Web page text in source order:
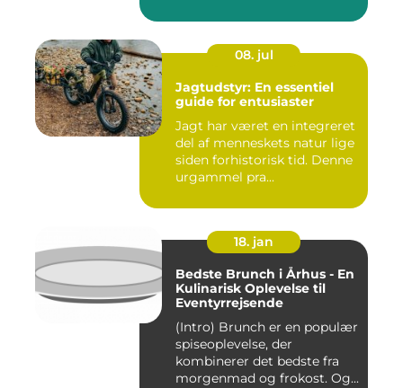
08. jul
Jagtudstyr: En essentiel
guide for entusiaster
Jagt har været en integreret
del af menneskets natur lige
siden forhistorisk tid. Denne
urgammel pra...
18. jan
Bedste Brunch i Århus - En
Kulinarisk Oplevelse til
Eventyrrejsende
(Intro) Brunch er en populær
spiseoplevelse, der
kombinerer det bedste fra
morgenmad og frokost. Og...